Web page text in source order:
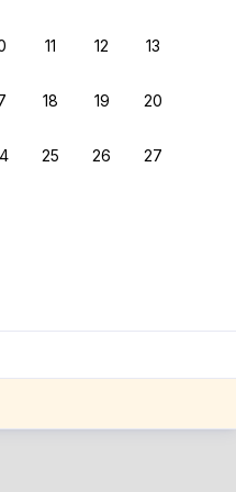
11 12 13
18 19 20
25 26 27